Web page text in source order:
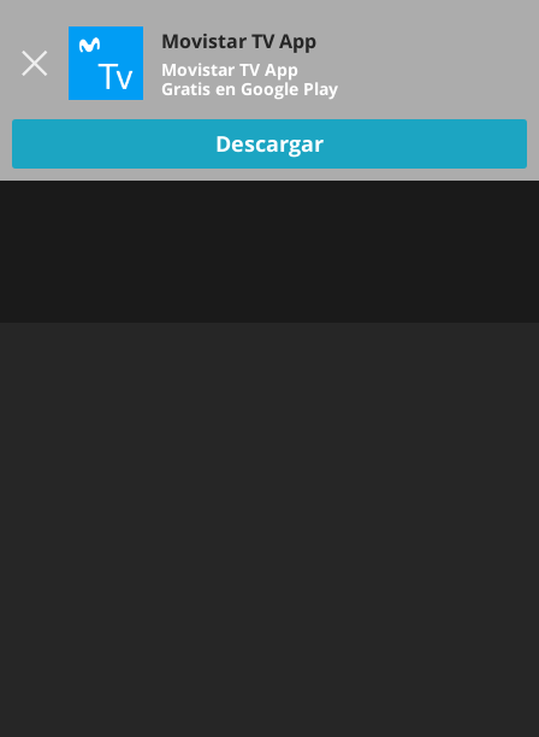
TV EN VIVO
Movistar TV App
Movistar TV App
Gratis en Google Play
Descargar